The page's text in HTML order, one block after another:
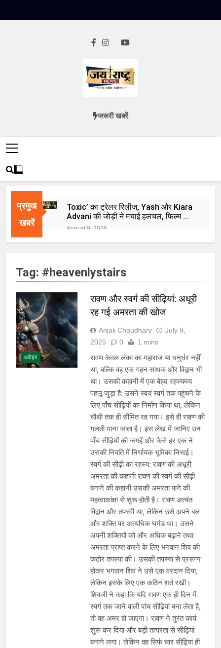
Jai Rashtra
हिंदी समाचार
जरूरी खबरें
प्रमुख
खबरें
Toxic’ का ट्रेलर रिलीज, Yash और Kiara
Advani की जोड़ी ने मचाई हलचल, फिल्म को
लेकर बढ़ी दर्शकों की उत्सुकता
August 9, 2026
innovation
खास खबर | NEET-UG पेपर लीक पर CBI
का बड़ा खुलासा; NTA से जुड़े एक्सपर्ट्स पर
आरोप
August 9, 2026
राष्ट्रीय | Heavy Rain Alert: दिल्ली-NCR
समेत कई राज्यों में भारी बारिश का अलर्ट,
Kerala और Odisha में भी बढ़ी चिंता
August 8, 2026
बिजनेस | Gold Rate Today: 8 अगस्त को
सोने के भाव में तेजी, 18K, 22K और 24K
गोल्ड के रेट पर निवेशकों की नजर
August 8, 2026
राष्ट्रीय | रांची में छात्र आंदोलन के दौरान
AISA अध्यक्ष नेहा बोरा पर फेंकी गई स्याही,
आरोपी हिरासत में
August 8, 2026
| World U20 Athletics: भारत का खाता
खुला, Ashish Yadav ने पुरुषों की Javelin
में जीता Silver Medal
August 8, 2026
खेल | Commonwealth Games 2026:
भारत ने 39 पदकों के साथ अभियान चौथे
स्थान पर समाप्त किया
August 8, 2026
स्वतंत्रता दिवस से पहले देशभर में ‘हर घर
तिरंगा’ अभियान और सांस्कृतिक कार्यक्रमों की
तैयारियाँ तेज़
August 7, 2026
IMD ने कई राज्यों में भारी बारिश और बाढ़ की
चेतावनी जारी की, उत्तर भारत और पूर्वोत्तर में
हाई अलर्ट
August 7, 2026
Tag: #heavenlystairs
धरोहर
रावण और स्वर्ग की सीढ़ियां: अधूरी
रह गई अमरता की खोज
Anjali Choudhary
July 9,
2025
0 1 mins
रावण केवल लंका का महाराज या धनुर्धर नहीं
था, बल्कि वह एक गहन साधक और विद्वान भी
था। उसकी कहानी में एक बेहद रहस्यमय
पहलू जुड़ा है: उसने स्वयं स्वर्ग तक पहुंचने के
लिए पाँच सीढ़ियों का निर्माण किया था, लेकिन
चौथी तक ही सीमित रह गया। इसे ही रावण की
गलती माना जाता है। इस लेख में जानिए उन
पाँच सीढ़ियों की जगहें और कैसे हर एक ने
उसकी नियति में निर्णायक भूमिका निभाई।
स्वर्ग की सीढ़ी का रहस्य: रावण की अधूरी
अमरता की कहानी रावण की स्वर्ग की सीढ़ी
बनाने की कहानी उसकी अमरता पाने की
महत्वाकांक्षा से शुरू होती है। रावण अत्यंत
विद्वान और तपस्वी था, लेकिन उसे अपने बल
और शक्ति पर अत्यधिक घमंड था। उसने
अपनी शक्तियों को और अधिक बढ़ाने तथा
अमरता प्राप्त करने के लिए भगवान शिव की
कठोर तपस्या की। उसकी तपस्या से प्रसन्न
होकर भगवान शिव ने उसे एक वरदान दिया,
लेकिन इसके लिए एक कठिन शर्त रखी।
शिवजी ने कहा कि यदि रावण एक ही दिन में
स्वर्ग तक जाने वाली पांच सीढ़ियां बना लेता है,
तो वह अमर हो जाएगा। रावण ने तुरंत कार्य
शुरू कर दिया और बड़ी तत्परता से सीढ़ियां
बनाने लगा। लेकिन वह सिर्फ चार सीढ़ियां ही